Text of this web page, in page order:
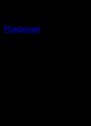
Рождение